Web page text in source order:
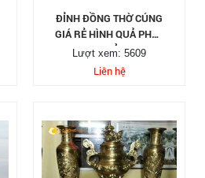
ĐỈNH ĐỒNG THỜ CÚNG
GIÁ RẺ HÌNH QUẢ PHẬT
THỦ
Lượt xem: 5609
Liên hệ